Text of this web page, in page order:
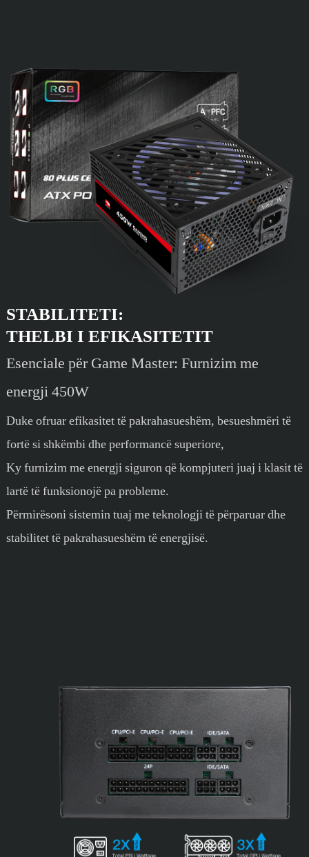
STABILITETI:
THELBI I EFIKASITETIT
Esenciale për Game Master: Furnizim me
energji 450W
Duke ofruar efikasitet të pakrahasueshëm, besueshmëri të
fortë si shkëmbi dhe performancë superiore,
Ky furnizim me energji siguron që kompjuteri juaj i klasit të
lartë të funksionojë pa probleme.
Përmirësoni sistemin tuaj me teknologji të përparuar dhe
stabilitet të pakrahasueshëm të energjisë.